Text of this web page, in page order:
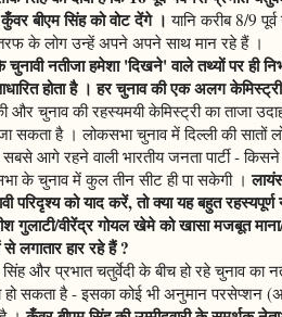
कुँवर बीएम सिंह को वोट देंगे । यानि करीब 8/9
के लोग उन्हें अपने अपने साथ मान रहे हैं ।
चुनावी नतीजा हमेशा 'दिखने' वाले तथ्यों पर ही
होता है । हर चुनाव की एक अलग
और चुनाव की रहस्यमयी केमिस्ट्री का ताजा
सकता है । लोकसभा चुनाव में दिल्ली की सातों
आगे रहने वाली भारतीय जनता पार्टी - किसने
के चुनाव में कुल तीन सीट ही पा सकेगी ।
परिदृश्य को याद करें, तो क्या यह बहुत
गुलाटी/वीरेंद्र गोयल खेमे को खासा मजबूत
से लगातार हार रहे हैं ?
और प्रभात चतुर्वेदी के बीच हो रहे चुनाव
हो सकता है - इसका कोई भी अनुमान परसेप्शन